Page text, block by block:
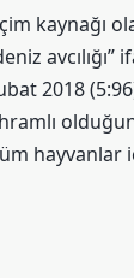
kaynağı
avcılığı”
2018
hayvanlar